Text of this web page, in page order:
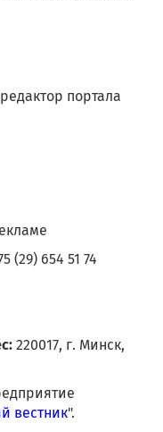
портала
(29) 654 51 74
220017, г. Минск,
вестник".